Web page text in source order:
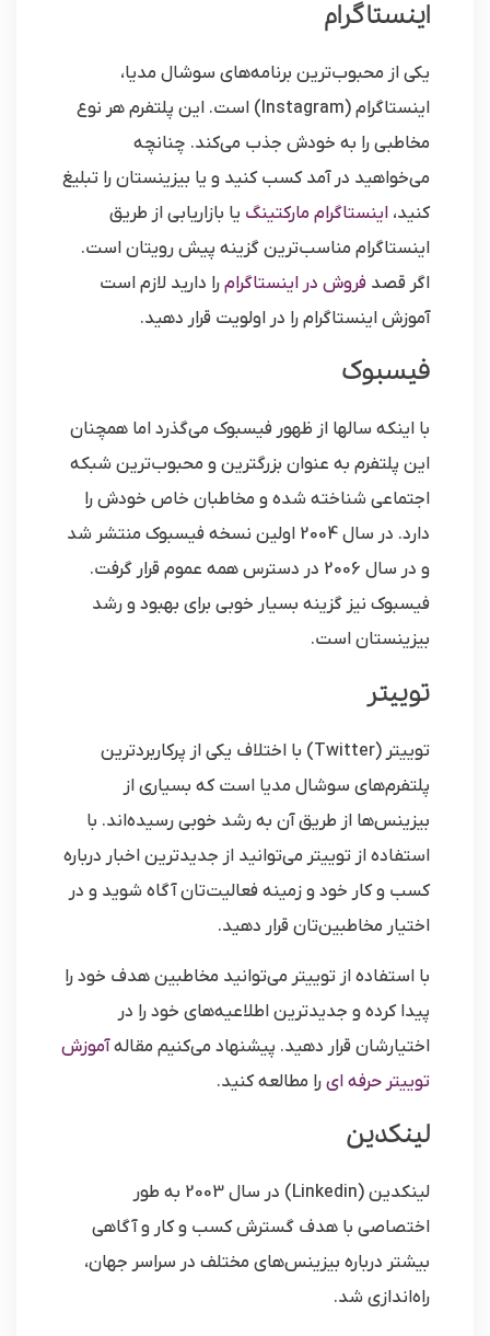
اینستاگرام
یکی از محبوب‌ترین برنامه‌های سوشال مدیا،
اینستاگرام (Instagram) است. این پلتفرم هر نوع
مخاطبی را به خودش جذب می‌کند. چنانچه
می‌خواهید در آمد کسب کنید و یا بیزینستان را تبلیغ
کنید، اینستاگرام مارکتینگ یا بازاریابی از طریق
اینستاگرام مناسب‌ترین گزینه پیش رویتان است.
اگر قصد فروش در اینستاگرام را دارید لازم است
آموزش اینستاگرام را در اولویت قرار دهید.
فیسبوک
با اینکه سال‎ها از ظهور فیسبوک می‌گذرد اما همچنان
این پلتفرم به عنوان بزرگترین و محبوب‌ترین شبکه
اجتماعی شناخته شده و مخاطبان خاص خودش را
دارد. در سال 2004 اولین نسخه فیسبوک منتشر شد
و در سال 2006 در دسترس همه عموم قرار گرفت.
فیسبوک نیز گزینه بسیار خوبی برای بهبود و رشد
بیزینستان است.
توییتر
توییتر (Twitter) با اختلاف یکی از پرکاربردترین
پلتفرم‌های سوشال مدیا است که بسیاری از
بیزینس‌ها از طریق آن به رشد خوبی رسیده‌اند. با
استفاده از توییتر می‌توانید از جدیدترین اخبار درباره
کسب و کار خود و زمینه فعالیت‌تان آگاه شوید و در
اختیار مخاطبین‌تان قرار دهید.
با استفاده از توییتر می‌توانید مخاطبین هدف خود را
پیدا کرده و جدیدترین اطلاعیه‌های خود را در
اختیارشان قرار دهید. پیشنهاد می‌کنیم مقالهآموزش
توییتر حرفه ای را مطالعه کنید.
لینکدین
لینکدین (Linkedin) در سال 2003 به طور
اختصاصی با هدف گسترش کسب و کار و آگاهی
بیشتر درباره بیزینس‌های مختلف در سراسر جهان،
راه‌اندازی شد.